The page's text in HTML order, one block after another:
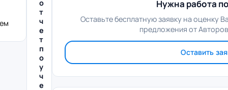
о
т
ч
е
т
п
о
у
ч
е
Нужна работа
Оставьте бесплатную заявку на оценку
предложения от
Оставить